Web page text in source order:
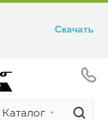
Каталог
Скачать